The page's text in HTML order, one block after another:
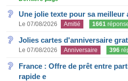
Une jolie texte pour sa meilleur
Le 07/08/2026 Amitié 1661
Jolies cartes d'anniversaire
Le 07/08/2026 Anniversaire 396
France : Offre de prêt entre
rapide e